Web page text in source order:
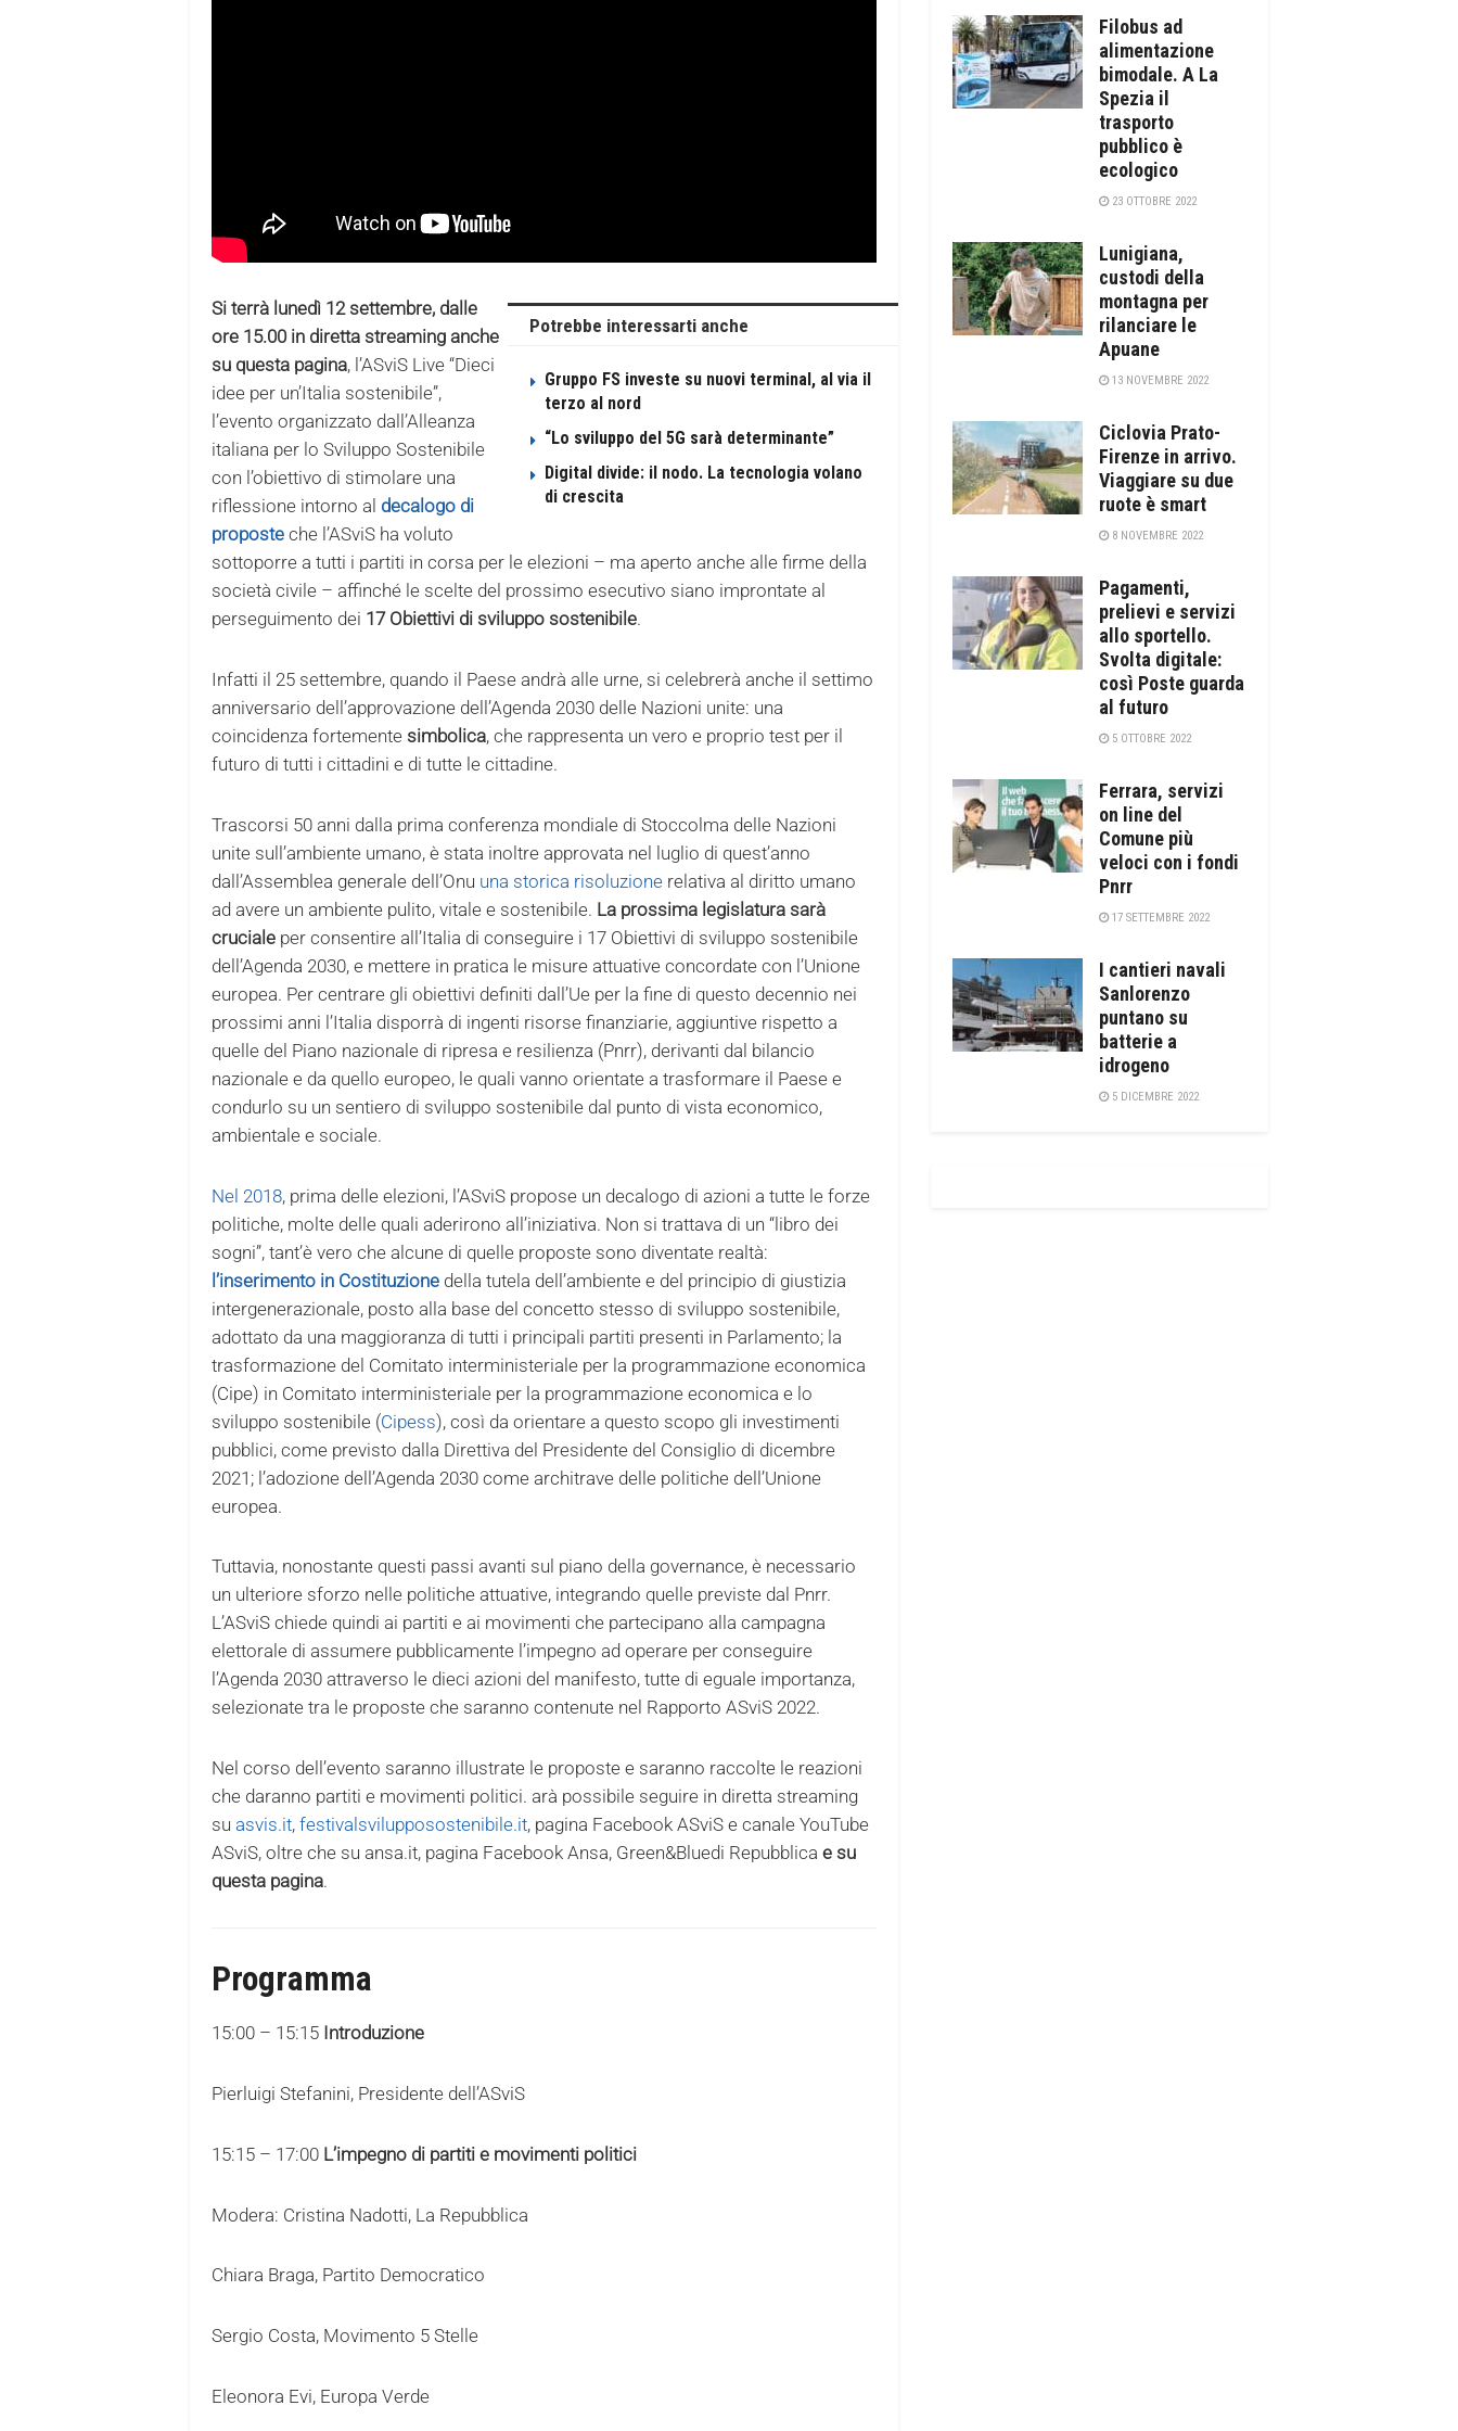
Potrebbe interessarti anche
Gruppo FS investe su nuovi terminal, al via il
terzo al nord
“Lo sviluppo del 5G sarà determinante”
Digital divide: il nodo. La tecnologia volano
di crescita
Si terrà lunedì 12 settembre, dalle
ore 15.00 in diretta streaming anche
su questa pagina, l’ASviS Live “Dieci
idee per un’Italia sostenibile”,
l’evento organizzato dall’Alleanza
italiana per lo Sviluppo Sostenibile
con l’obiettivo di stimolare una
riflessione intorno al decalogo di
proposte che l’ASviS ha voluto
sottoporre a tutti i partiti in corsa per le elezioni – ma aperto anche alle firme della
società civile – affinché le scelte del prossimo esecutivo siano improntate al
perseguimento dei 17 Obiettivi di sviluppo sostenibile.
Infatti il 25 settembre, quando il Paese andrà alle urne, si celebrerà anche il settimo
anniversario dell’approvazione dell’Agenda 2030 delle Nazioni unite: una
coincidenza fortemente simbolica, che rappresenta un vero e proprio test per il
futuro di tutti i cittadini e di tutte le cittadine.
Trascorsi 50 anni dalla prima conferenza mondiale di Stoccolma delle Nazioni
unite sull’ambiente umano, è stata inoltre approvata nel luglio di quest’anno
dall’Assemblea generale dell’Onu una storica risoluzione relativa al diritto umano
ad avere un ambiente pulito, vitale e sostenibile. La prossima legislatura sarà
cruciale per consentire all’Italia di conseguire i 17 Obiettivi di sviluppo sostenibile
dell’Agenda 2030, e mettere in pratica le misure attuative concordate con l’Unione
europea. Per centrare gli obiettivi definiti dall’Ue per la fine di questo decennio nei
prossimi anni l’Italia disporrà di ingenti risorse finanziarie, aggiuntive rispetto a
quelle del Piano nazionale di ripresa e resilienza (Pnrr), derivanti dal bilancio
nazionale e da quello europeo, le quali vanno orientate a trasformare il Paese e
condurlo su un sentiero di sviluppo sostenibile dal punto di vista economico,
ambientale e sociale.
Nel 2018, prima delle elezioni, l’ASviS propose un decalogo di azioni a tutte le forze
politiche, molte delle quali aderirono all’iniziativa. Non si trattava di un “libro dei
sogni”, tant’è vero che alcune di quelle proposte sono diventate realtà:
l’inserimento in Costituzione della tutela dell’ambiente e del principio di giustizia
intergenerazionale, posto alla base del concetto stesso di sviluppo sostenibile,
adottato da una maggioranza di tutti i principali partiti presenti in Parlamento; la
trasformazione del Comitato interministeriale per la programmazione economica
(Cipe) in Comitato interministeriale per la programmazione economica e lo
sviluppo sostenibile (Cipess), così da orientare a questo scopo gli investimenti
pubblici, come previsto dalla Direttiva del Presidente del Consiglio di dicembre
2021; l’adozione dell’Agenda 2030 come architrave delle politiche dell’Unione
europea.
Tuttavia, nonostante questi passi avanti sul piano della governance, è necessario
un ulteriore sforzo nelle politiche attuative, integrando quelle previste dal Pnrr.
L’ASviS chiede quindi ai partiti e ai movimenti che partecipano alla campagna
elettorale di assumere pubblicamente l’impegno ad operare per conseguire
l’Agenda 2030 attraverso le dieci azioni del manifesto, tutte di eguale importanza,
selezionate tra le proposte che saranno contenute nel Rapporto ASviS 2022.
Nel corso dell’evento saranno illustrate le proposte e saranno raccolte le reazioni
che daranno partiti e movimenti politici. arà possibile seguire in diretta streaming
su asvis.it, festivalsvilupposostenibile.it, pagina Facebook ASviS e canale YouTube
ASviS, oltre che su ansa.it, pagina Facebook Ansa, Green&Bluedi Repubblica e su
questa pagina.
Programma
15:00 – 15:15 Introduzione
Pierluigi Stefanini, Presidente dell’ASviS
15:15 – 17:00 L’impegno di partiti e movimenti politici
Modera: Cristina Nadotti, La Repubblica
Chiara Braga, Partito Democratico
Sergio Costa, Movimento 5 Stelle
Eleonora Evi, Europa Verde
Filobus ad
alimentazione
bimodale. A La
Spezia il
trasporto
pubblico è
ecologico
23 OTTOBRE 2022
Lunigiana,
custodi della
montagna per
rilanciare le
Apuane
13 NOVEMBRE 2022
Ciclovia Prato-
Firenze in arrivo.
Viaggiare su due
ruote è smart
8 NOVEMBRE 2022
Pagamenti,
prelievi e servizi
allo sportello.
Svolta digitale:
così Poste guarda
al futuro
5 OTTOBRE 2022
Ferrara, servizi
on line del
Comune più
veloci con i fondi
Pnrr
17 SETTEMBRE 2022
I cantieri navali
Sanlorenzo
puntano su
batterie a
idrogeno
5 DICEMBRE 2022